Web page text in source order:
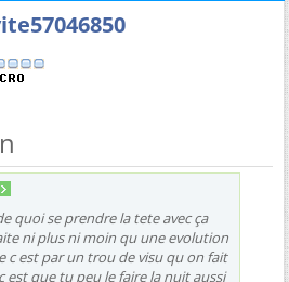
quoi se prendre la tete avec ça
ni plus ni moin qu une evolution
c est par un trou de visu qu on fait
est que tu peu le faire la nuit aussi